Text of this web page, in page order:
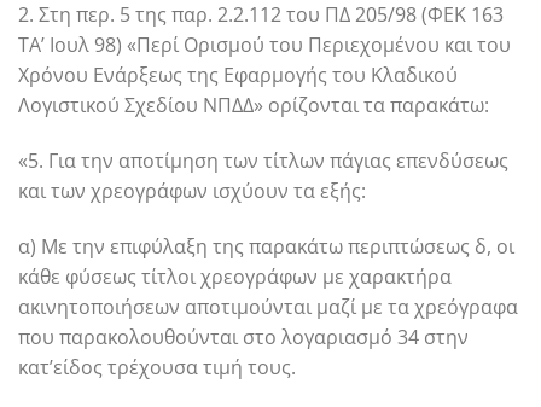
2. Στη περ. 5 της παρ. 2.2.112 του ΠΔ 205/98 (ΦΕΚ 163
ΤΑ’ Ιουλ 98) «Περί Ορισμού του Περιεχομένου και του
Χρόνου Ενάρξεως της Εφαρμογής του Κλαδικού
Λογιστικού Σχεδίου ΝΠΔΔ» ορίζονται τα παρακάτω:
«5. Για την αποτίμηση των τίτλων πάγιας επενδύσεως
και των χρεογράφων ισχύουν τα εξής:
α) Με την επιφύλαξη της παρακάτω περιπτώσεως δ, οι
κάθε φύσεως τίτλοι χρεογράφων με χαρακτήρα
ακινητοποιήσεων αποτιμούνται μαζί με τα χρεόγραφα
που παρακολουθούνται στο λογαριασμό 34 στην
κατ’είδος τρέχουσα τιμή τους.